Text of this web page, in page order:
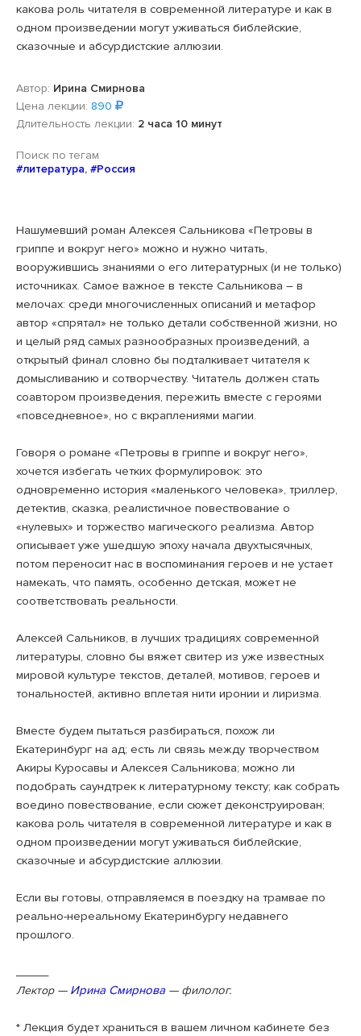
какова роль читателя в современной литературе и как в
одном произведении могут уживаться библейские,
сказочные и абсурдистские аллюзии.
Автор: Ирина Смирнова
Цена лекции: 890
Длительность лекции: 2 часа 10 минут
Поиск по тегам
#литература, #Россия
Нашумевший роман Алексея Сальникова «Петровы в
гриппе и вокруг него» можно и нужно читать,
вооружившись знаниями о его литературных (и не только)
источниках. Самое важное в тексте Сальникова – в
мелочах: среди многочисленных описаний и метафор
автор «спрятал» не только детали собственной жизни, но
и целый ряд самых разнообразных произведений, а
открытый финал словно бы подталкивает читателя к
домысливанию и сотворчеству. Читатель должен стать
соавтором произведения, пережить вместе с героями
«повседневное», но с вкраплениями магии.
Говоря о романе «Петровы в гриппе и вокруг него»,
хочется избегать четких формулировок: это
одновременно история «маленького человека», триллер,
детектив, сказка, реалистичное повествование о
«нулевых» и торжество магического реализма. Автор
описывает уже ушедшую эпоху начала двухтысячных,
потом переносит нас в воспоминания героев и не устает
намекать, что память, особенно детская, может не
соответствовать реальности.
Алексей Сальников, в лучших традициях современной
литературы, словно бы вяжет свитер из уже известных
мировой культуре текстов, деталей, мотивов, героев и
тональностей, активно вплетая нити иронии и лиризма.
Вместе будем пытаться разбираться, похож ли
Екатеринбург на ад; есть ли связь между творчеством
Акиры Куросавы и Алексея Сальникова; можно ли
подобрать саундтрек к литературному тексту; как собрать
воедино повествование, если сюжет деконструирован;
какова роль читателя в современной литературе и как в
одном произведении могут уживаться библейские,
сказочные и абсурдистские аллюзии.
Если вы готовы, отправляемся в поездку на трамвае по
реально-нереальному Екатеринбургу недавнего
прошлого.
Лектор— Ирина Смирнова — филолог.
* Лекция будет храниться в вашем личном кабинете без